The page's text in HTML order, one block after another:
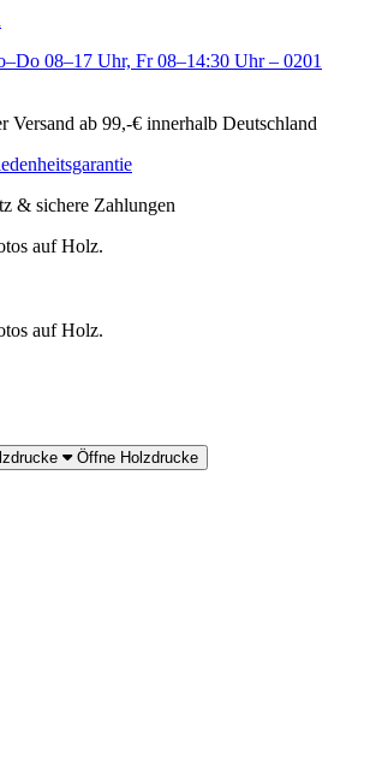
08–17 Uhr, Fr 08–14:30 Uhr – 0201
Versand ab 99,-€ innerhalb Deutschland
& sichere Zahlungen
auf Holz.
auf Holz.
Öffne Holzdrucke